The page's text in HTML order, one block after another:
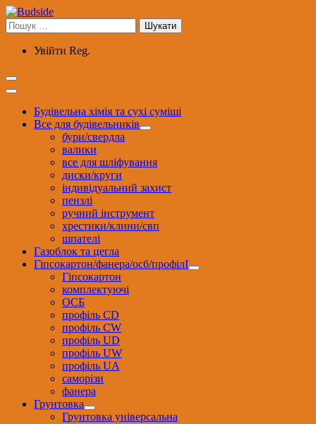
Перейти
до
вмісту
Пошук:
Увійти Reg.
Будівельна хімія та сухі суміші
Все для будівельників
бури/свердла
валики
все для шліфування
диски/круги
індивідуальний захист
пензлі
ручний інструмент
хрестики/клини/свп
шпателі
Газоблок та цегла
Гіпсокартон/фанера/осб/профілІ
Гіпсокартон
комплектуючі
ОСБ
профіль CD
профіль CW
профіль UD
профіль UW
профіль UА
саморізи
фанера
Грунтовка
Грунтовка універсальна